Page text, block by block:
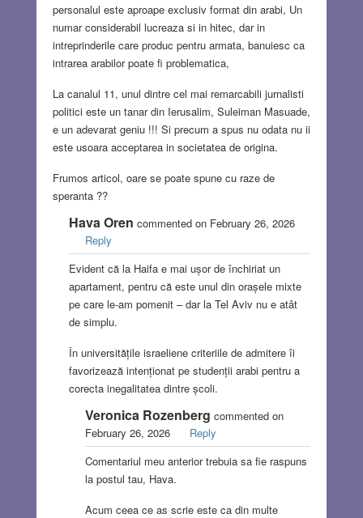
personalul este aproape exclusiv format din arabi, Un
numar considerabil lucreaza si in hitec, dar in
intreprinderile care produc pentru armata, banuiesc ca
intrarea arabilor poate fi problematica,
La canalul 11, unul dintre cel mai remarcabili jurnalisti
politici este un tanar din Ierusalim, Suleiman Masuade,
e un adevarat geniu !!! Si precum a spus nu odata nu ii
este usoara acceptarea in societatea de origina.
Frumos articol, oare se poate spune cu raze de
speranta ??
Hava Oren commented on February 26, 2026
Reply
Evident că la Haifa e mai ușor de închiriat un
apartament, pentru că este unul din orașele mixte
pe care le-am pomenit – dar la Tel Aviv nu e atât
de simplu.
În universitățile israeliene criteriile de admitere îi
favorizează intenționat pe studenții arabi pentru a
corecta inegalitatea dintre școli.
Veronica Rozenberg commented on
February 26, 2026
Reply
Comentariul meu anterior trebuia sa fie raspuns
la postul tau, Hava.
Acum ceea ce as scrie este ca din multe